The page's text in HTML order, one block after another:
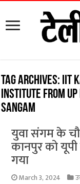
Tag Archives: IIT
institute from
Sangam
युवा संगम के
कानपुर को
गया
March 3, 2024